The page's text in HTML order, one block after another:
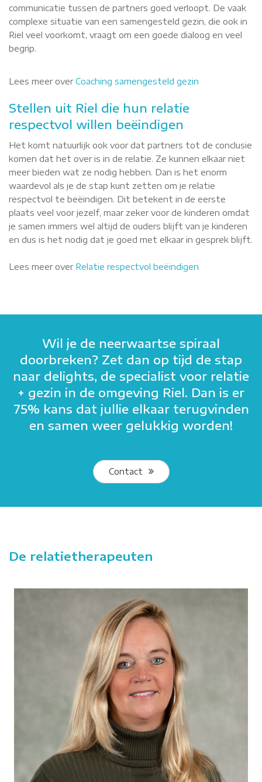
communicatie tussen de partners goed verloopt. De vaak
complexe situatie van een samengesteld gezin, die ook in
Riel veel voorkomt, vraagt om een goede dialoog en veel
begrip.
Lees meer overCoaching samengesteld gezin
Stellen uit Riel die hun relatie
respectvol willen beëindigen
Het komt natuurlijk ook voor dat partners tot de conclusie
komen dat het over is in de relatie. Ze kunnen elkaar niet
meer bieden wat ze nodig hebben. Dan is het enorm
waardevol als je de stap kunt zetten om je relatie
respectvol te beëindigen. Dit betekent in de eerste
plaats veel voor jezelf, maar zeker voor de kinderen omdat
je samen immers wel altijd de ouders blijft van je kinderen
en dus is het nodig dat je goed met elkaar in gesprek blijft.
Lees meer over Relatie respectvol beëindigen
Wil je de neerwaartse spiraal
doorbreken? Zet dan op tijd de stap
naar delights, de specialist voor relatie
+ gezin in de omgeving Riel. Dan is er
75% kans dat jullie elkaar terugvinden
en samen weer gelukkig worden!
Contact
De relatietherapeuten